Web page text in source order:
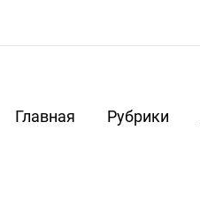
Главная Рубрики